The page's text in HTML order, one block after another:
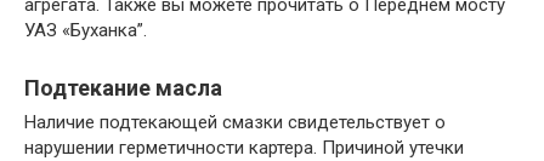
агрегата. Также вы можете прочитать о Переднем мосту
УАЗ «Буханка”.
Подтекание масла
Наличие подтекающей смазки свидетельствует о
нарушении герметичности картера. Причиной утечки